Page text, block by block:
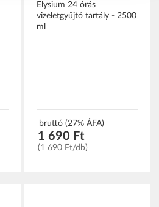
Elysium 24 órás
vizeletgyűjtő tartály - 2500
ml
bruttó (27% ÁFA)
1 690 Ft
(1 690 Ft/db)